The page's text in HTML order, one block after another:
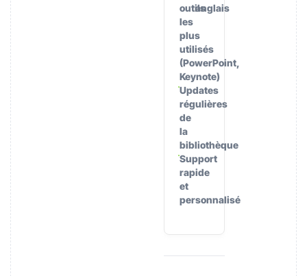
outils
les
plus
utilisés
(PowerPoint,
Keynote)
Updates
régulières
de
la
bibliothèque
Support
rapide
et
personnalisé
anglais